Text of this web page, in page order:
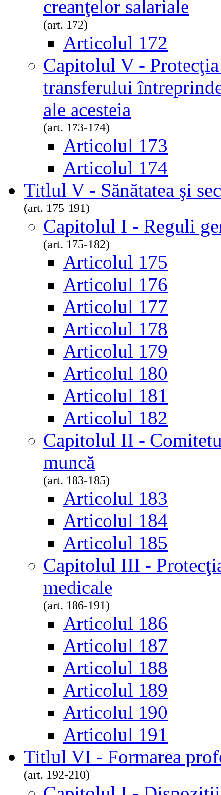
creanţelor salariale
(art. 172)
Articolul 172
Capitolul V -
transferului
ale acesteia
(art. 173-174)
Articolul 173
Articolul 174
Titlul V - Sănătatea şi
(art. 175-191)
Capitolul I - Reguli
(art. 175-182)
Articolul 175
Articolul 176
Articolul 177
Articolul 178
Articolul 179
Articolul 180
Articolul 181
Articolul 182
Capitolul II -
muncă
(art. 183-185)
Articolul 183
Articolul 184
Articolul 185
Capitolul III -
medicale
(art. 186-191)
Articolul 186
Articolul 187
Articolul 188
Articolul 189
Articolul 190
Articolul 191
Titlul VI - Formarea
(art. 192-210)